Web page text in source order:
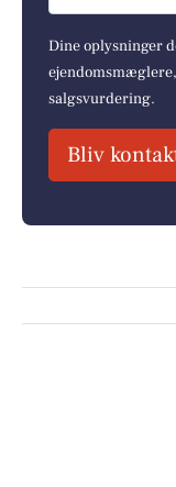
Dine oplysninger
salgsvurdering.
Bliv